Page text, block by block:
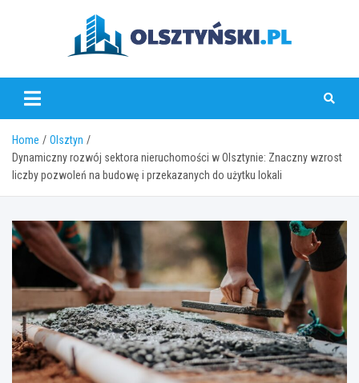
olsztynski.pl
Home
Olsztyn
Dynamiczny rozwój sektora nieruchomości w Olsztynie: Znaczny wzrost
liczby pozwoleń na budowę i przekazanych do użytku lokali